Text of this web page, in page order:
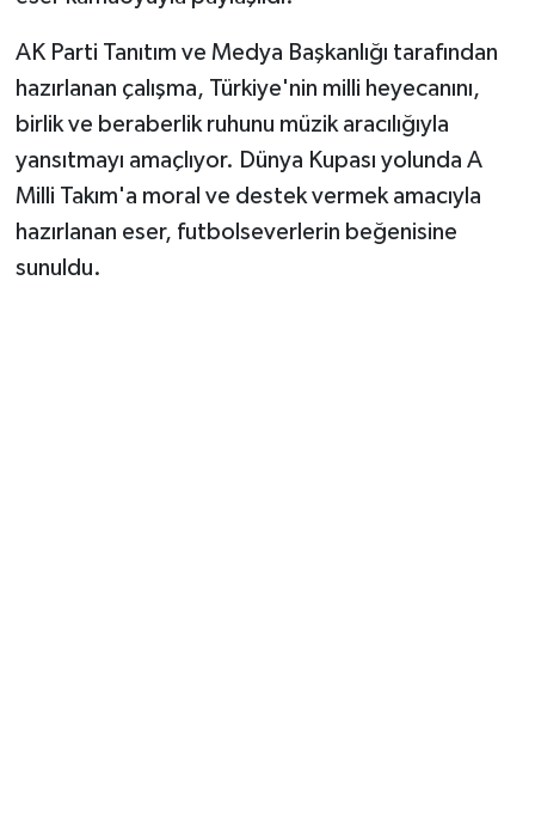
AK Parti Tanıtım ve Medya Başkanlığı tarafından
hazırlanan çalışma, Türkiye'nin milli heyecanını,
birlik ve beraberlik ruhunu müzik aracılığıyla
yansıtmayı amaçlıyor. Dünya Kupası yolunda A
Milli Takım'a moral ve destek vermek amacıyla
hazırlanan eser, futbolseverlerin beğenisine
sunuldu.
Vasıta
Yaşam